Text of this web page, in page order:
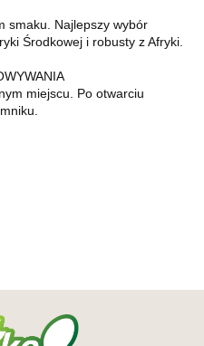
smaku. Najlepszy wybór
Środkowej i robusty z Afryki.
miejscu. Po otwarciu